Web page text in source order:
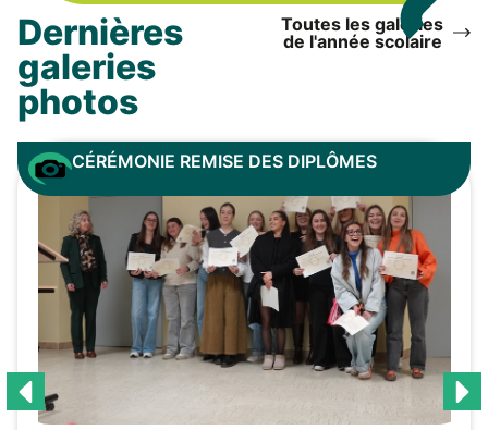
Dernières
galeries
photos
Toutes les galeries
de l'année scolaire
CÉRÉMONIE REMISE DES DIPLÔMES